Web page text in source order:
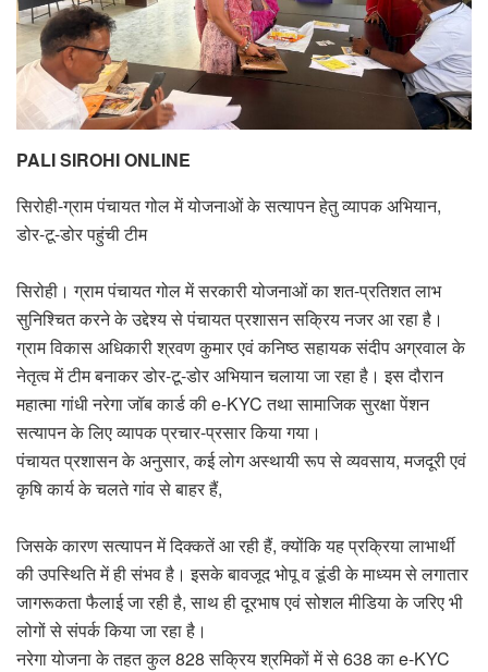
PALI SIROHI ONLINE
सिरोही-ग्राम पंचायत गोल में योजनाओं के सत्यापन हेतु व्यापक अभियान,
डोर-टू-डोर पहुंची टीम
सिरोही। ग्राम पंचायत गोल में सरकारी योजनाओं का शत-प्रतिशत लाभ
सुनिश्चित करने के उद्देश्य से पंचायत प्रशासन सक्रिय नजर आ रहा है।
ग्राम विकास अधिकारी श्रवण कुमार एवं कनिष्ठ सहायक संदीप अग्रवाल के
नेतृत्व में टीम बनाकर डोर-टू-डोर अभियान चलाया जा रहा है। इस दौरान
महात्मा गांधी नरेगा जॉब कार्ड की e-KYC तथा सामाजिक सुरक्षा पेंशन
सत्यापन के लिए व्यापक प्रचार-प्रसार किया गया।
पंचायत प्रशासन के अनुसार, कई लोग अस्थायी रूप से व्यवसाय, मजदूरी एवं
कृषि कार्य के चलते गांव से बाहर हैं,
जिसके कारण सत्यापन में दिक्कतें आ रही हैं, क्योंकि यह प्रक्रिया लाभार्थी
की उपस्थिति में ही संभव है। इसके बावजूद भोपू व डूंडी के माध्यम से लगातार
जागरूकता फैलाई जा रही है, साथ ही दूरभाष एवं सोशल मीडिया के जरिए भी
लोगों से संपर्क किया जा रहा है।
नरेगा योजना के तहत कुल 828 सक्रिय श्रमिकों में से 638 का e-KYC